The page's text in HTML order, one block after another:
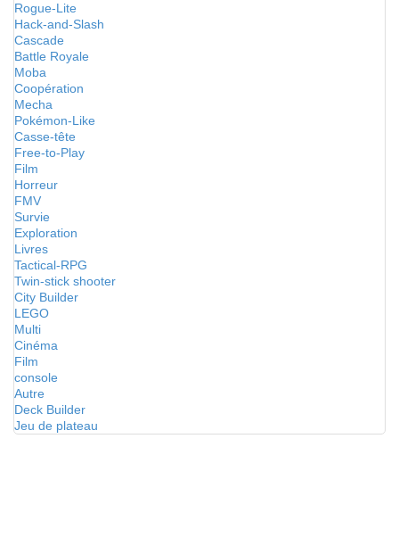
Rogue-Lite
Hack-and-Slash
Cascade
Battle Royale
Moba
Coopération
Mecha
Pokémon-Like
Casse-tête
Free-to-Play
Film
Horreur
FMV
Survie
Exploration
Livres
Tactical-RPG
Twin-stick shooter
City Builder
LEGO
Multi
Cinéma
Film
console
Autre
Deck Builder
Jeu de plateau